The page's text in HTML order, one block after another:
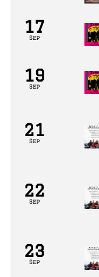
17
Sep
19
Sep
21
Sep
22
Sep
23
Sep